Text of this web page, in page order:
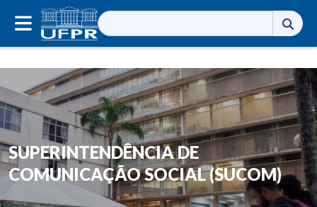
Pesquisar
por:
SUPERINTENDÊNCIA DE
COMUNICAÇÃO SOCIAL (SUCOM)